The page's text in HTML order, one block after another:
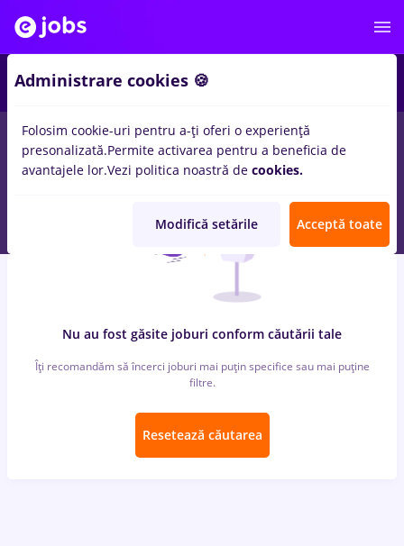
locuri de muncaconduent, Full time inConstructii / Instalatii
Nu au fost găsite joburi conform căutării tale
Îți recomandăm să încerci joburi mai puțin specifice sau mai puține
filtre.
Resetează căutarea
Administrare cookies 🍪
Folosim cookie-uri pentru a-ți oferi o experiență
presonalizată.Permite activarea pentru a beneficia de
avantajele lor.Vezi politica noastră de cookies.
Modifică setările Acceptă toate